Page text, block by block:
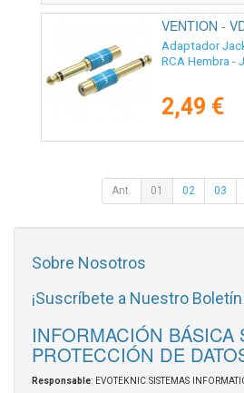
VENTION -
Adaptador
RCA Hembra -
2,49 €
Ant. 01 02 03
Sobre Nosotros
¡Suscríbete a Nuestro
INFORMACIÓN BÁSICA
PROTECCIÓN DE
Responsable: EVOTEKNIC SISTEMAS